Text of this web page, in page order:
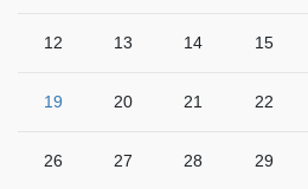
12 13 14 15
19 20 21 22
26 27 28 29